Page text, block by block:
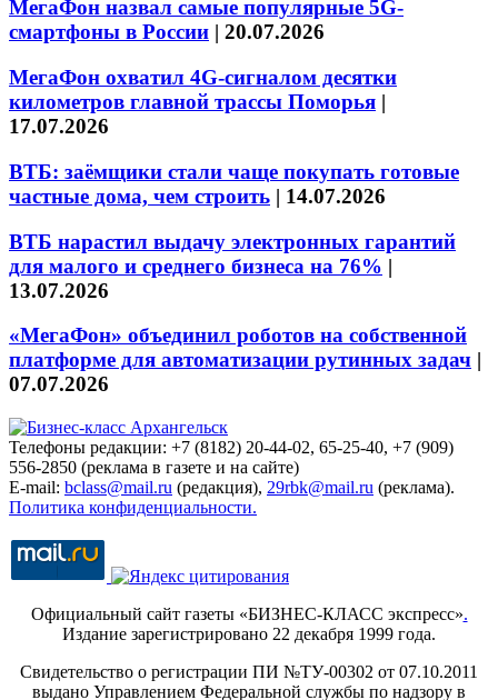
МегаФон назвал самые популярные 5G-
смартфоны в России | 20.07.2026
МегаФон охватил 4G-сигналом десятки
километров главной трассы Поморья |
17.07.2026
ВТБ: заёмщики стали чаще покупать готовые
частные дома, чем строить | 14.07.2026
ВТБ нарастил выдачу электронных гарантий
для малого и среднего бизнеса на 76% |
13.07.2026
«МегаФон» объединил роботов на собственной
платформе для автоматизации рутинных задач |
07.07.2026
Телефоны редакции: +7 (8182) 20-44-02, 65-25-40, +7 (909)
556-2850 (реклама в газете и на сайте)
E-mail: bclass@mail.ru (редакция), 29rbk@mail.ru (реклама).
Политика конфиденциальности.
Официальный сайт газеты «БИЗНЕС-КЛАСС экспресс».
Издание зарегистрировано 22 декабря 1999 года.
Свидетельство о регистрации ПИ №ТУ-00302 от 07.10.2011
выдано Управлением Федеральной службы по надзору в